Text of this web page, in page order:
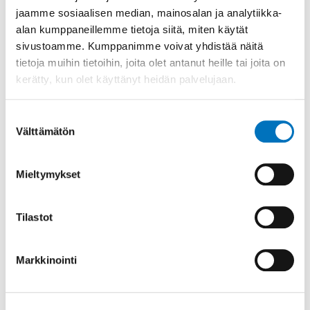
jaamme sosiaalisen median, mainosalan ja analytiikka-
alan kumppaneillemme tietoja siitä, miten käytät
sivustoamme. Kumppanimme voivat yhdistää näitä
tietoja muihin tietoihin, joita olet antanut heille tai joita on
kerätty, kun olet käyttänyt heidän palvelujaan.
valinta
Välttämätön
Mieltymykset
Tilastot
Markkinointi
Jaa sosiaalisessa mediassa
Lisää aiheesta
Asiakasmaksuihin